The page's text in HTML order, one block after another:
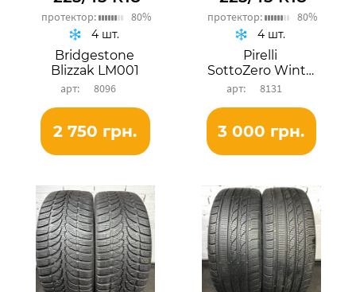
протектор: 80%
Bridgestone
Blizzak LM001
8096
4 шт.
2 750 грн.
протектор: 80%
Pirelli
SottoZero Winter 240 Serie II
8131
4 шт.
3 000 грн.